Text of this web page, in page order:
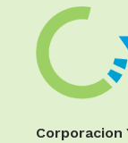
Corporacion